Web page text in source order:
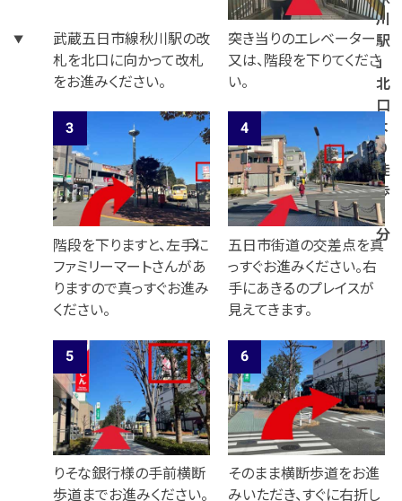
川
駅
」
北
口
よ
り
徒
歩
4
分
武蔵五日市線秋川駅の改
札を北口に向かって改札
をお進みください。
突き当りのエレベーター
又は、階段を下りてくださ
い。
階段を下りますと、左手に
ファミリーマートさんがあ
りますので真っすぐお進み
ください。
五日市街道の交差点を真
っすぐお進みください。右
手にあきるのプレイスが
見えてきます。
りそな銀行様の手前横断
歩道までお進みください。
そのまま横断歩道をお進
みいただき、すぐに右折し